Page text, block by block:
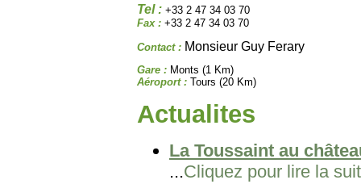
Tel : +33 2 47 34 03 70
Fax : +33 2 47 34 03 70
Contact : Monsieur Guy Ferary
Gare : Monts (1 Km)
Aéroport : Tours (20 Km)
Actualites
La Toussaint au
...Cliquez pour lire la